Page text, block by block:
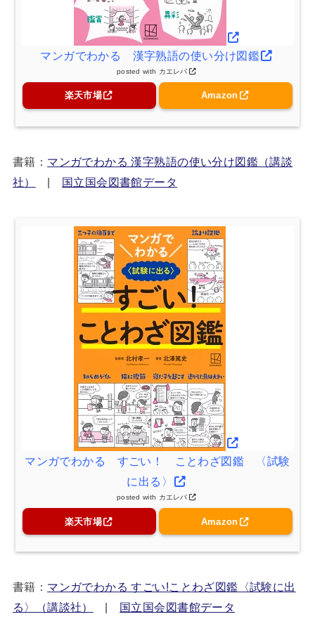
マンガでわかる 漢字熟語の使い分け図鑑
posted with カエレバ
楽天市場 Amazon
書籍： マンガでわかる 漢字熟語の使い分け図鑑（講談
社）
| 国立国会図書館データ
マンガでわかる すごい！ ことわざ図鑑 〈試験
に出る〉
posted with カエレバ
楽天市場 Amazon
書籍： マンガでわかる すごい!ことわざ図鑑〈試験に出
る〉（講談社）
| 国立国会図書館データ